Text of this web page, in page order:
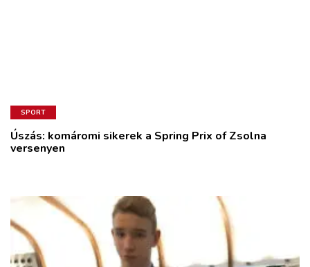
SPORT
Úszás: komáromi sikerek a Spring Prix of Zsolna
versenyen